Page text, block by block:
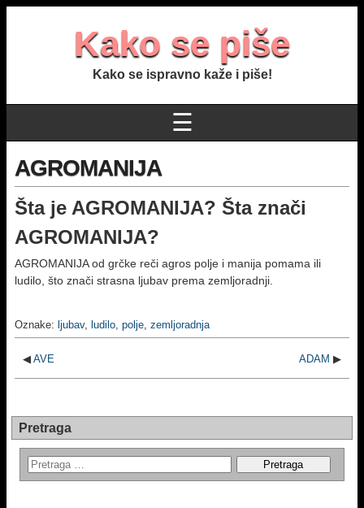
Kako se piše
Kako se ispravno kaže i piše!
☰
AGROMANIJA
Šta je AGROMANIJA? Šta znači
AGROMANIJA?
AGROMANIJA od grčke reči agros polje i manija pomama ili
ludilo, što znači strasna ljubav prema zemljoradnji.
Oznake: ljubav, ludilo, polje, zemljoradnja
◀ AVE ADAM ▶
Pretraga